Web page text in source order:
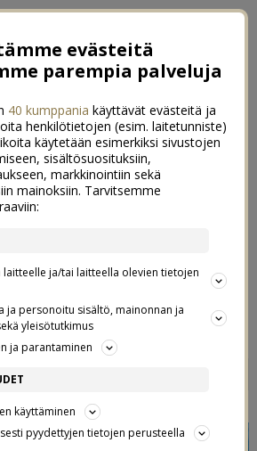
PAPUNI
evästeitä
parempia palveluja
40 kumppania käyttävät evästeitä ja
henkilötietojen (esim. laitetunniste)
käytetään esimerkiksi sivustojen
sisältösuosituksiin,
markkinointiin sekä
mainoksiin. Tarvitsemme
ja/tai laitteella olevien tietojen
ja personoitu sisältö, mainonnan ja
yleisötutkimus
ja parantaminen
käyttäminen
pyydettyjen tietojen perusteella